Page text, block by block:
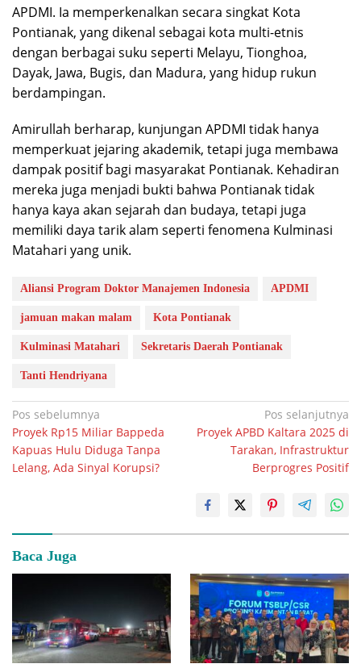
APDMI. Ia memperkenalkan secara singkat Kota
Pontianak, yang dikenal sebagai kota multi-etnis
dengan berbagai suku seperti Melayu, Tionghoa,
Dayak, Jawa, Bugis, dan Madura, yang hidup rukun
berdampingan.
Amirullah berharap, kunjungan APDMI tidak hanya
memperkuat jejaring akademik, tetapi juga membawa
dampak positif bagi masyarakat Pontianak. Kehadiran
mereka juga menjadi bukti bahwa Pontianak tidak
hanya kaya akan sejarah dan budaya, tetapi juga
memiliki daya tarik alam seperti fenomena Kulminasi
Matahari yang unik.
Aliansi Program Doktor Manajemen Indonesia APDMI
jamuan makan malam Kota Pontianak
Kulminasi Matahari Sekretaris Daerah Pontianak
Tanti Hendriyana
Navigasi
pos
Pos sebelumnya
Proyek Rp15 Miliar Bappeda
Kapuas Hulu Diduga Tanpa
Lelang, Ada Sinyal Korupsi?
Pos selanjutnya
Proyek APBD Kaltara 2025 di
Tarakan, Infrastruktur
Berprogres Positif
Baca Juga